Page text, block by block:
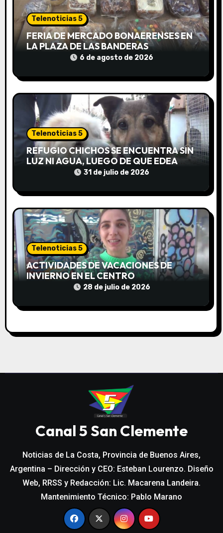
d
e
e
n
t
a
d
s
Telenoticias 5
FERIA DE MERCADO BONAERENSES EN
LA PLAZA DE LAS BANDERAS
6 de agosto de 2026
Telenoticias 5
REFUGIO CHICHOS SE ENCUENTRA SIN
LUZ NI AGUA, LUEGO DE QUE EDEA
CORTARA EL SUMINISTRO SIN AVISO
31 de julio de 2026
Telenoticias 5
ACTIVIDADES DE VACACIONES DE
INVIERNO EN EL CENTRO
COMUNITARIO EL TALA
28 de julio de 2026
Canal 5 San Clemente
Noticias de La Costa, Provincia de Buenos Aires,
Argentina – Dirección y CEO: Esteban Lourenzo. Diseño
Web, RRSS y Redacción: Lic. Macarena Landeira.
Mantenimiento Técnico: Pablo Marano